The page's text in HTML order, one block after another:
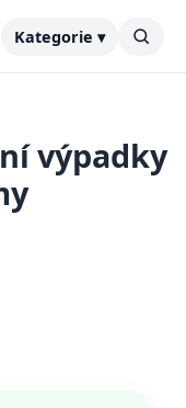
Kategorie ▾
výpadky